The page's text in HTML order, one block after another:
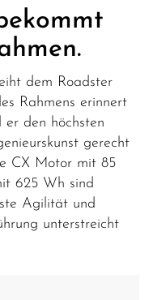
dem Roadster
Rahmens erinnert
er den höchsten
gerecht
CX Motor mit 85
625 Wh sind
Agilität und
unterstreicht